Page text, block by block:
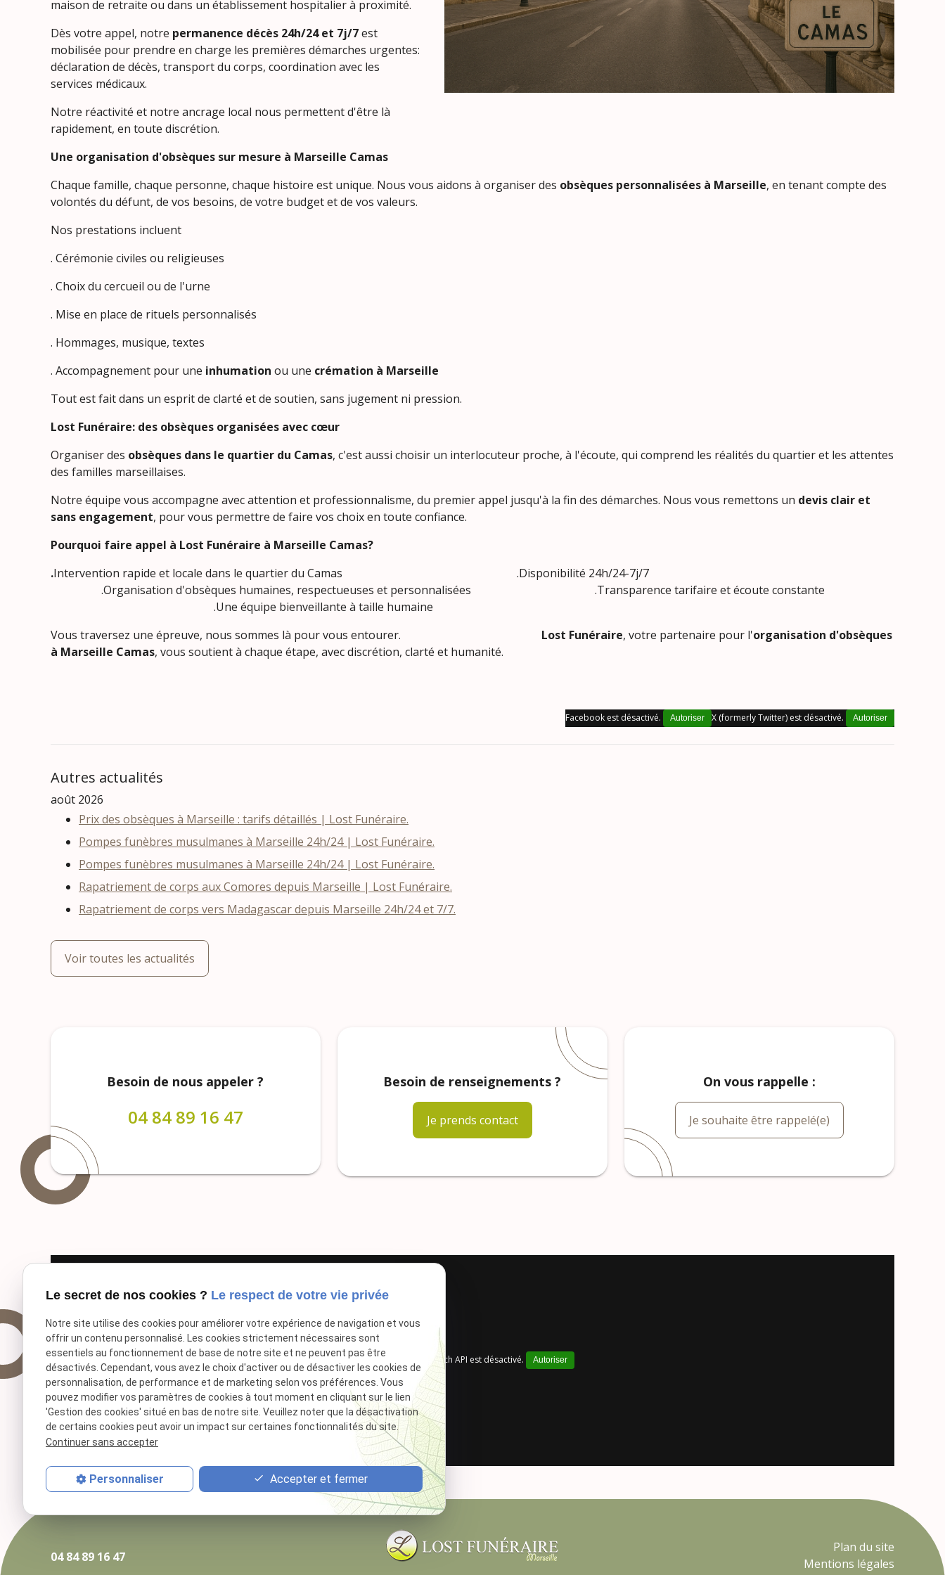
maison de retraite ou dans un établissement hospitalier à proximité.
Dès votre appel, notre permanence décès 24h/24 et 7j/7est
mobilisée pour prendre en charge les premières démarches urgentes:
déclaration de décès, transport du corps, coordination avec les
services médicaux.
Notre réactivité et notre ancrage local nous permettent d'être là
rapidement, en toute discrétion.
Une organisation d'obsèques sur mesure à Marseille Camas
Chaque famille, chaque personne, chaque histoire est unique. Nous vous aidons à organiser des obsèques personnalisées à Marseille, en tenant compte des
volontés du défunt, de vos besoins, de votre budget et de vos valeurs.
Nos prestations incluent
. Cérémonie civiles ou religieuses
. Choix du cercueil ou de l'urne
. Mise en place de rituels personnalisés
. Hommages, musique, textes
. Accompagnement pour une inhumation ou une crémation à Marseille
Tout est fait dans un esprit de clarté et de soutien, sans jugement ni pression.
Lost Funéraire: des obsèques organisées avec cœur
Organiser des obsèques dans le quartier du Camas, c'est aussi choisir un interlocuteur proche, à l'écoute, qui comprend les réalités du quartier et les attentes
des familles marseillaises.
Notre équipe vous accompagne avec attention et professionnalisme, du premier appel jusqu'à la fin des démarches. Nous vous remettons un devis clair et
sans engagement, pour vous permettre de faire vos choix en toute confiance.
Pourquoi faire appel à Lost Funéraire à Marseille Camas?
.Intervention rapide et locale dans le quartier du Camas .Disponibilité 24h/24-7j/7
.Organisation d'obsèques humaines, respectueuses et personnalisées .Transparence tarifaire et écoute constante
.Une équipe bienveillante à taille humaine
Vous traversez une épreuve, nous sommes là pour vous entourer. Lost Funéraire, votre partenaire pour l'organisation d'obsèques
à Marseille Camas, vous soutient à chaque étape, avec discrétion, clarté et humanité.
X (formerly Twitter) est désactivé. Autoriser
Facebook est désactivé. Autoriser
Autres actualités
août 2026
Prix des obsèques à Marseille : tarifs détaillés | Lost Funéraire.
Pompes funèbres musulmanes à Marseille 24h/24 | Lost Funéraire.
Pompes funèbres musulmanes à Marseille 24h/24 | Lost Funéraire.
Rapatriement de corps aux Comores depuis Marseille | Lost Funéraire.
Rapatriement de corps vers Madagascar depuis Marseille 24h/24 et 7/7.
Voir toutes les actualités
Besoin de nous appeler ?
04 84 89 16 47
Besoin de renseignements ?
Je prends contact
On vous rappelle :
Je souhaite être rappelé(e)
Google Maps Search API est désactivé. Autoriser
04 84 89 16 47
Plan du site
Mentions légales
Le secret de nos cookies ? Le respect de votre vie privée
Notre site utilise des cookies pour améliorer votre expérience de navigation et vous
offrir un contenu personnalisé. Les cookies strictement nécessaires sont
essentiels au fonctionnement de base de notre site et ne peuvent pas être
désactivés. Cependant, vous avez le choix d'activer ou de désactiver les cookies de
personnalisation, de performance et de marketing selon vos préférences. Vous
pouvez modifier vos paramètres de cookies à tout moment en cliquant sur le lien
'Gestion des cookies' situé en bas de notre site. Veuillez noter que la désactivation
de certains cookies peut avoir un impact sur certaines fonctionnalités du site.
Continuer sans accepter
Personnaliser Accepter et fermer